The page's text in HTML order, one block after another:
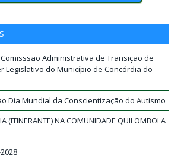
Administrativa de Transição de
Legislativo do Município de Concórdia do
Dia Mundial da Conscientização do Autismo
(ITINERANTE) NA COMUNIDADE QUILOMBOLA